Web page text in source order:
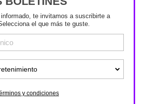
te invitamos a suscribirte a
el que más te guste.
y condiciones